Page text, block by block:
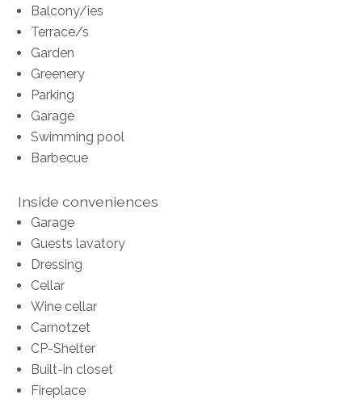
Balcony/ies
Terrace/s
Garden
Greenery
Parking
Garage
Swimming pool
Barbecue
Inside conveniences
Garage
Guests lavatory
Dressing
Cellar
Wine cellar
Carnotzet
CP-Shelter
Built-in closet
Fireplace